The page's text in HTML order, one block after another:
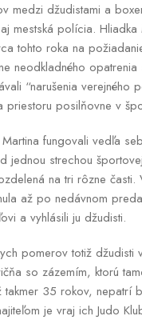
medzi džudistami a
mestská polícia.
tohto roka na
neodkladného
“narušenia verejného
priestoru posilňovne v
fungovali vedľa
jednou strechou
na tri rôzne časti.
až po nedávnom
a vyhlásili ju džudisti.
pomerov totiž džudisti
so zázemím, ktorú
takmer 35 rokov, nepatrí
je vraj ich Judo